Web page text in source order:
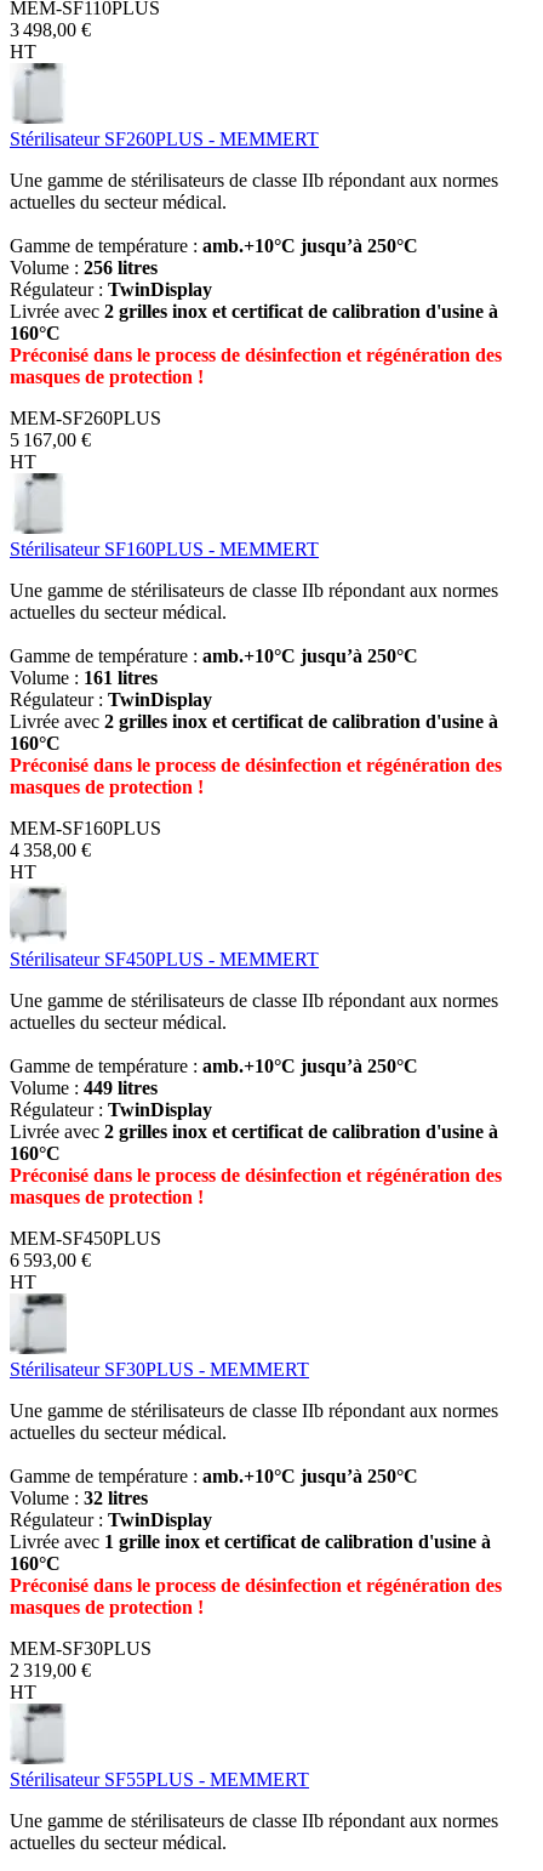
MEM-SF110PLUS
3 498,00 €
HT
Stérilisateur SF260PLUS - MEMMERT
Une gamme de stérilisateurs de classe IIb répondant aux normes
actuelles du secteur médical.
Gamme de température : amb.+10°C jusqu’à 250°C
Volume : 256 litres
Régulateur : TwinDisplay
Livrée avec 2 grilles inox et certificat de calibration d'usine à
160°C
Préconisé dans le process de désinfection et régénération des
masques de protection !
MEM-SF260PLUS
5 167,00 €
HT
Stérilisateur SF160PLUS - MEMMERT
Une gamme de stérilisateurs de classe IIb répondant aux normes
actuelles du secteur médical.
Gamme de température : amb.+10°C jusqu’à 250°C
Volume : 161 litres
Régulateur : TwinDisplay
Livrée avec 2 grilles inox et certificat de calibration d'usine à
160°C
Préconisé dans le process de désinfection et régénération des
masques de protection !
MEM-SF160PLUS
4 358,00 €
HT
Stérilisateur SF450PLUS - MEMMERT
Une gamme de stérilisateurs de classe IIb répondant aux normes
actuelles du secteur médical.
Gamme de température : amb.+10°C jusqu’à 250°C
Volume : 449 litres
Régulateur : TwinDisplay
Livrée avec 2 grilles inox et certificat de calibration d'usine à
160°C
Préconisé dans le process de désinfection et régénération des
masques de protection !
MEM-SF450PLUS
6 593,00 €
HT
Stérilisateur SF30PLUS - MEMMERT
Une gamme de stérilisateurs de classe IIb répondant aux normes
actuelles du secteur médical.
Gamme de température : amb.+10°C jusqu’à 250°C
Volume : 32 litres
Régulateur : TwinDisplay
Livrée avec 1 grille inox et certificat de calibration d'usine à
160°C
Préconisé dans le process de désinfection et régénération des
masques de protection !
MEM-SF30PLUS
2 319,00 €
HT
Stérilisateur SF55PLUS - MEMMERT
Une gamme de stérilisateurs de classe IIb répondant aux normes
actuelles du secteur médical.